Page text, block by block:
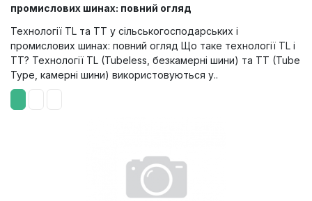
промислових шинах: повний огляд
Технології TL та TT у сільськогосподарських і
промислових шинах: повний огляд Що таке технології TL і
TT? Технології TL (Tubeless, безкамерні шини) та TT (Tube
Type, камерні шини) використовуються у..